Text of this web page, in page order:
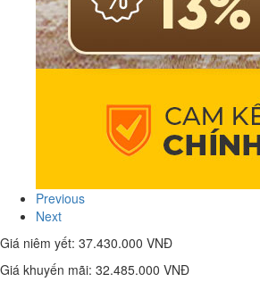
Previous
Next
Giá niêm yết: 37.430.000 VNĐ
Giá khuyến mãi: 32.485.000 VNĐ